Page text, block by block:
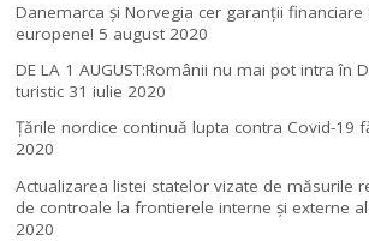
Danemarca și Norvegia cer garanții
europene! 5 august 2020
DE LA 1 AUGUST:Românii nu mai pot intra în
turistic 31 iulie 2020
Țările nordice continuă lupta contra Covid-19
2020
Actualizarea listei statelor vizate de măsurile
de controale la frontierele interne și externe
2020